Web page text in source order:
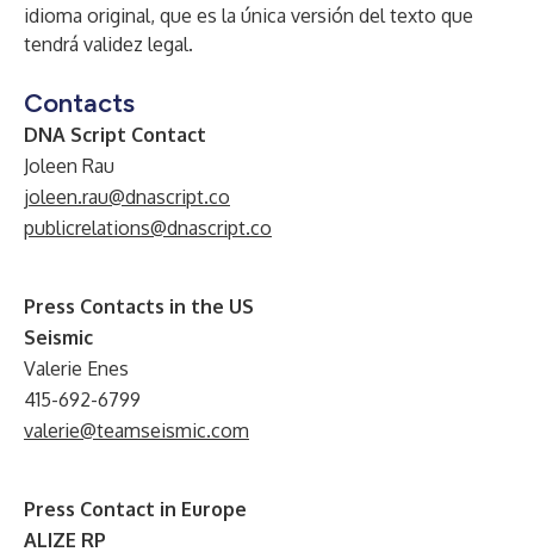
idioma original, que es la única versión del texto que
tendrá validez legal.
Contacts
DNA Script Contact
Joleen Rau
joleen.rau@dnascript.co
publicrelations@dnascript.co
Press Contacts in the US
Seismic
Valerie Enes
415-692-6799
valerie@teamseismic.com
Press Contact in Europe
ALIZE RP